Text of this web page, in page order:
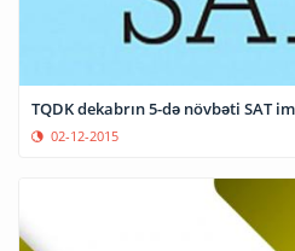
TQDK dekabrın 5-də növbəti SAT
02-12-2015